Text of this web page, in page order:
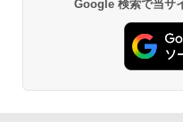
Google 検索で当サ